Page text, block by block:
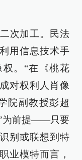
次加工。民法
用信息技术手
。“在《桃花
对权利人肖像
院副教授彭超
”为前提——只要
别或联想到特
业模特而言，